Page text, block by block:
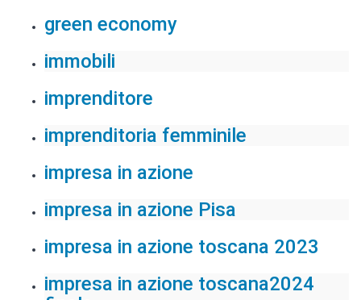
green economy
immobili
imprenditore
imprenditoria femminile
impresa in azione
impresa in azione Pisa
impresa in azione toscana 2023
impresa in azione toscana2024